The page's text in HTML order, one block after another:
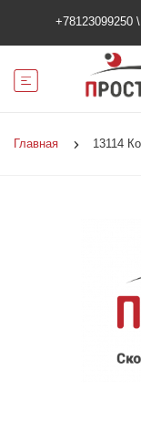
+78123099250 \
Главная 13114